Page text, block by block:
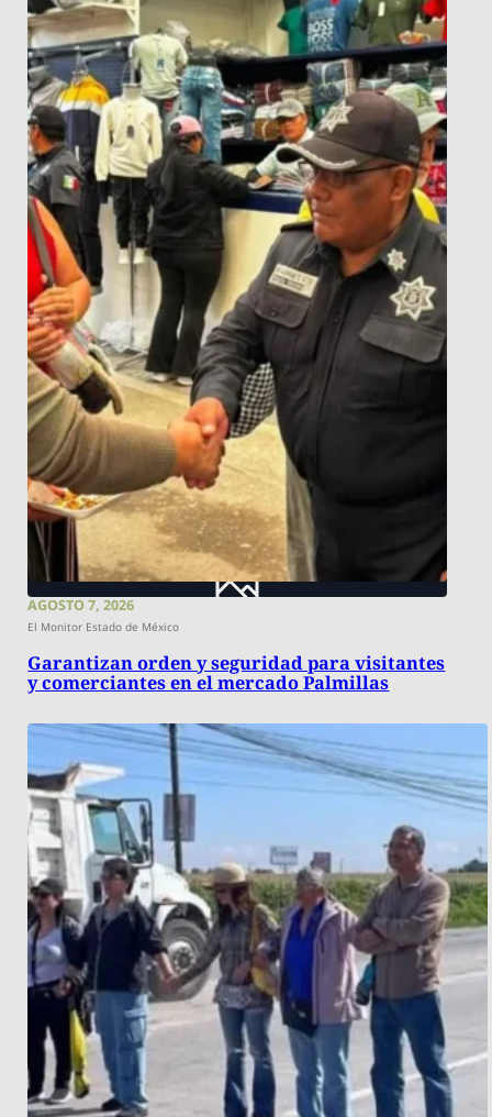
AGOSTO 7, 2026
El Monitor Estado de México
Garantizan orden y seguridad para visitantes
y comerciantes en el mercado Palmillas